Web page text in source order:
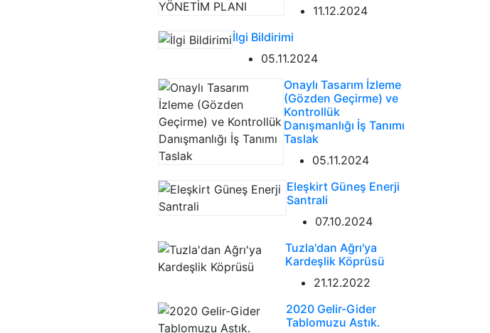
11.12.2024
İlgi Bildirimi
05.11.2024
Onaylı Tasarım İzleme
(Gözden Geçirme) ve
Kontrollük
Danışmanlığı İş Tanımı
Taslak
05.11.2024
Eleşkirt Güneş Enerji
Santrali
07.10.2024
Tuzla'dan Ağrı'ya
Kardeşlik Köprüsü
21.12.2022
2020 Gelir-Gider
Tablomuzu Astık.